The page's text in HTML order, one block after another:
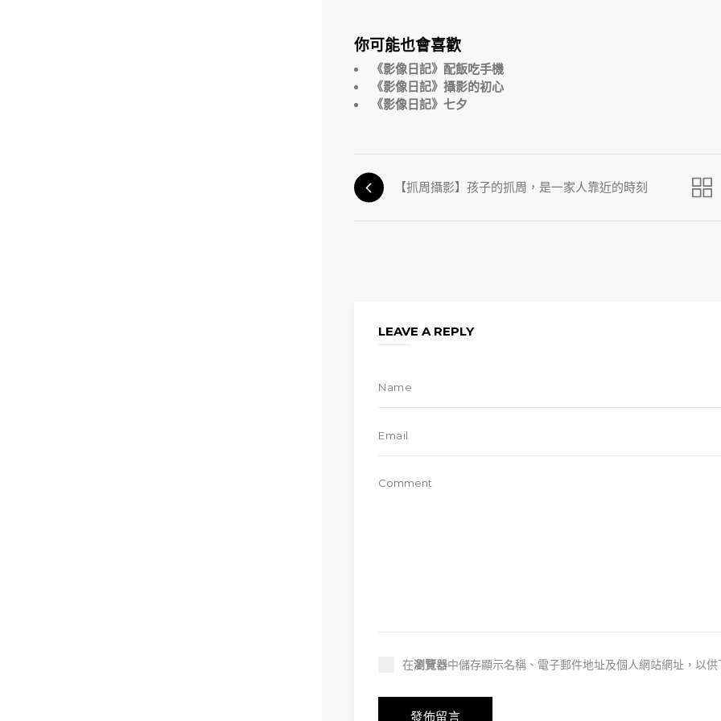
你可能也會喜歡
《影像日記》配飯吃手機
《影像日記》攝影的初心
《影像日記》七夕
【抓周攝影】孩子的抓周，是一家人靠近的時刻
LEAVE A REPLY
在瀏覽器中儲存顯示名稱、電子郵件地址及個人網站網址，以供